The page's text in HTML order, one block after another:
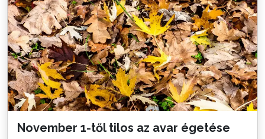
November 1-től tilos az avar égetése